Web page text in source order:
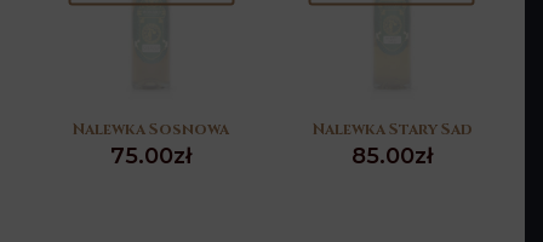
Nalewka Sosnowa
75.00zł
Nalewka Stary Sad
85.00zł